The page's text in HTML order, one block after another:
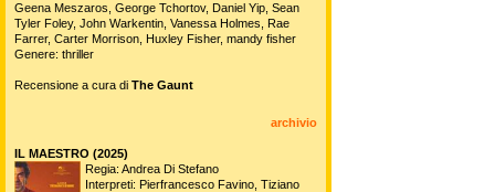
Geena Meszaros, George Tchortov, Daniel Yip, Sean
Tyler Foley, John Warkentin, Vanessa Holmes, Rae
Farrer, Carter Morrison, Huxley Fisher, mandy fisher
Genere: thriller
Recensione a cura di The Gaunt
archivio
IL MAESTRO (2025)
Regia: Andrea Di Stefano
Interpreti: Pierfrancesco Favino, Tiziano